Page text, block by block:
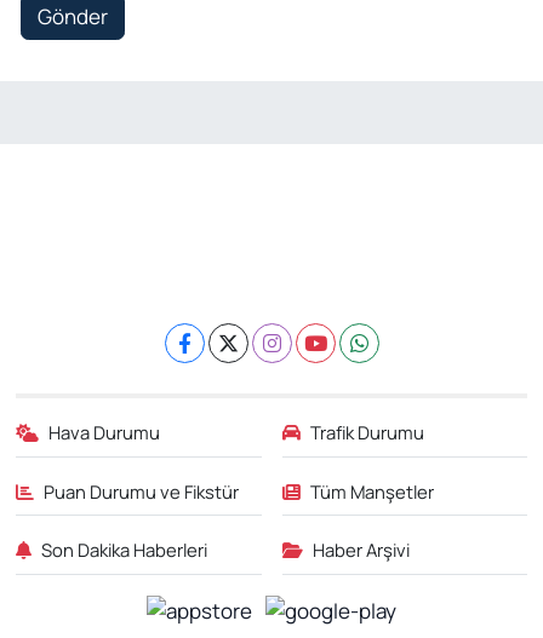
Gönder
Hava Durumu Trafik Durumu
Puan Durumu ve Fikstür Tüm Manşetler
Son Dakika Haberleri Haber Arşivi